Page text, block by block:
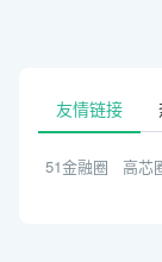
友情链接
51金融圈 高芯